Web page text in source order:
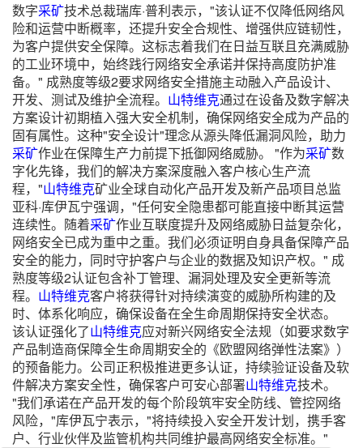
数字采矿技术总裁瑞库·普利表示，"该认证不仅降低网络风
险和运营中断概率，还提升安全合规性、增强供应链韧性，
为客户提供安全保障。这标志着我们在日益互联且充满威胁
的工业环境中，始终践行网络安全承诺并保持高度防护准
备。" 成熟度等级2要求网络安全措施主动融入产品设计、
开发、测试及维护全流程。 山特维克通过在设备及数字解决
方案设计初期植入强大安全机制，确保网络安全成为产品的
固有属性。这种"安全设计"理念从源头降低漏洞风险，助力
采矿作业在保障生产力前提下抵御网络威胁。 "作为采矿数
字化先锋，我们的解决方案深度融入客户核心生产流
程，"山特维克矿业全球自动化产品开发及新产品项目总监
亚科·库伊瓦宁强调，"任何安全隐患都可能直接中断其运营
连续性。随着采矿作业互联度提升及网络威胁日益复杂化，
网络安全已成为重中之重。我们必须证明自身具备保障产品
安全的能力，同时守护客户与企业的数据及知识产权。" 成
熟度等级2认证包含补丁管理、漏洞处理及安全更新等流
程。 山特维克客户将获得针对持续演变的威胁所构建的及
时、体系化响应，确保设备在全生命周期保持安全状态。
该认证强化了山特维克应对新兴网络安全法规（如要求数字
产品制造商保障全生命周期安全的《欧盟网络弹性法案》）
的预备能力。公司正积极推进更多认证，持续验证设备及软
件解决方案安全性，确保客户可安心部署山特维克技术。
"我们承诺在产品开发的每个阶段筑牢安全防线、管控网络
风险，"库伊瓦宁表示，"将持续投入安全开发计划，携手客
户、行业伙伴及监管机构共同维护最高网络安全标准。"